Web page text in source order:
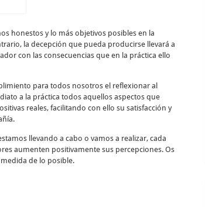
honestos y lo más objetivos posibles en la
la decepción que pueda producirse llevará a
con las consecuencias que en la práctica ello
para todos nosotros el reflexionar al
a la práctica todos aquellos aspectos que
reales, facilitando con ello su satisfacción y
llevando a cabo o vamos a realizar, cada
aumenten positivamente sus percepciones. Os
de lo posible.